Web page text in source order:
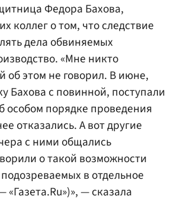
Федора Бахова,
коллег о том, что следствие
дела обвиняемых
«Мне никто
об этом не говорил. В июне,
Бахова с повинной, поступали
особом порядке проведения
отказались. А вот другие
с ними общались
о такой возможности
в отдельное
«Газета.Ru»)», — сказала